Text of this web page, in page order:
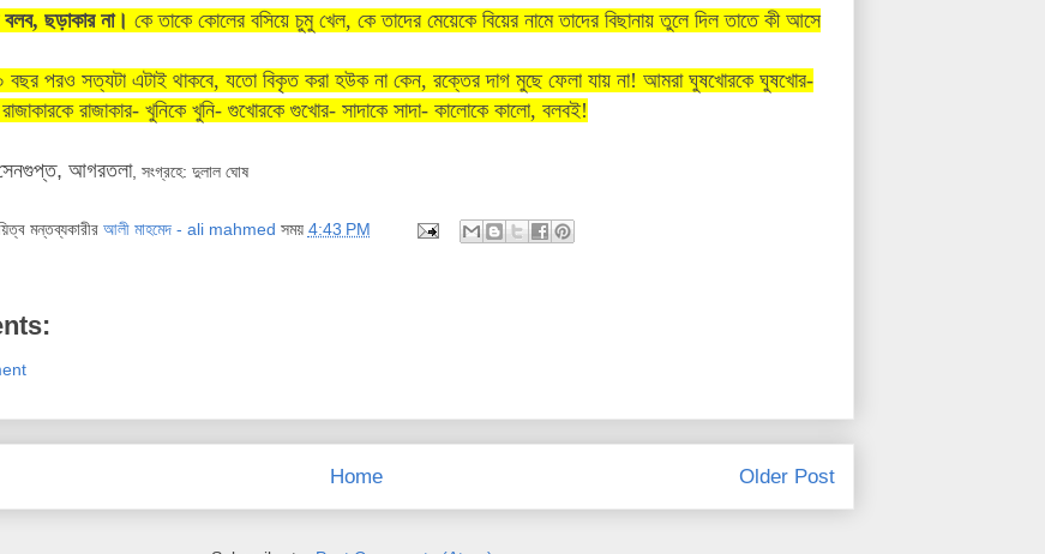
বলব, ছড়াকার না। কে তাকে কোলের বসিয়ে চুমু খেল, কে তাদের মেয়েকে বিয়ের নামে তাদের বিছানায় তুলে দিল তাতে কী আসে
বছর পরও সত্যটা এটাই থাকবে, যতো বিকৃত করা হউক না কেন, রক্তের দাগ মুছে ফেলা যায় না! আমরা ঘুষখোরকে ঘুষখোর-
রাজাকার- খুনিকে খুনি-গুখোরকে গুখোর- সাদাকে সাদা-কালোকে কালো, বলবই!
আগরতলা, সংগ্রহে: দুলাল ঘোষ
মন্তব্যকারীর আলী মাহমেদ - ali mahmed সময় 4:43 PM
Older Post
Home